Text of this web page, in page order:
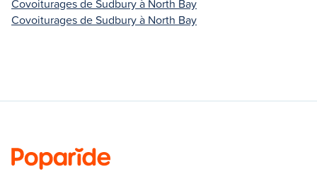
Covoiturages de Sudbury à North Bay
Covoiturages de Sudbury à North Bay